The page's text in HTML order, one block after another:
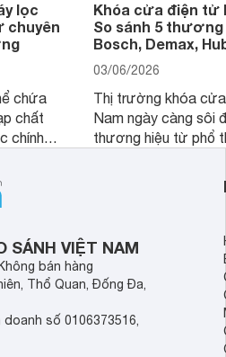
lọc
chuyên
chứa
chất
chính
nước
Khóa cửa điện tử
So sánh 5 thương
Bosch, Demax,
03/06/2026
Thị trường khóa
Nam ngày càng sôi
thương hiệu từ phổ
cửa điện tử hãng
sẽ so sánh 5
Demax, Hubert và
SÁNH VIỆT NAM
bán hàng
Thổ Quan, Đống Đa,
số 0106373516,